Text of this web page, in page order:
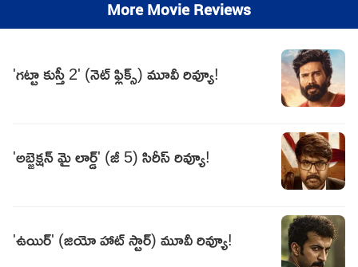
More Movie Reviews
'గట్టా కుస్తీ 2' (నెట్ ఫ్లిక్స్) మూవీ రివ్యూ!
'అబ్జెక్షన్ మై లార్డ్' (జీ 5) సిరీస్ రివ్యూ!
'ఉయిర్' (జియో హాట్ స్టార్) మూవీ రివ్యూ!